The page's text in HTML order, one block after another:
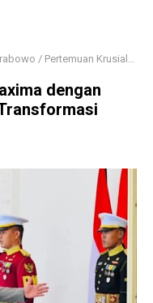
/ Pertemuan Krusial Ratu Maxima dengan Presiden Prabowo Bahas Transformasi Kesehatan dan Keuangan
dengan